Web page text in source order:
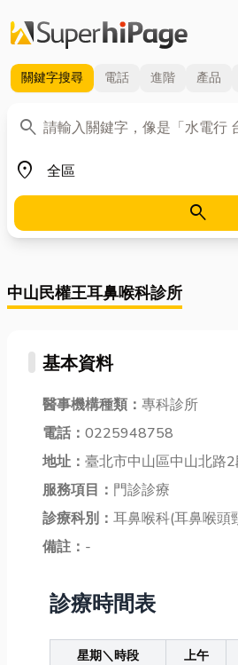
關鍵字搜尋 電話 進階 產品
search
關鍵字
place
地區
search
中山民權王耳鼻喉科診所
基本資料
醫事機構種類： 專科診所
電話： 0225948758
地址： 臺北市中山區中山北路
服務項目： 門診診療
診療科別： 耳鼻喉科(耳鼻喉頭
備註： -
診療時間表
星期＼時段 上午